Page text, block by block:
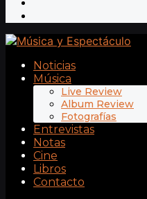
Noticias
Música
Live Review
Album Review
Fotografías
Entrevistas
Notas
Cine
Libros
Contacto